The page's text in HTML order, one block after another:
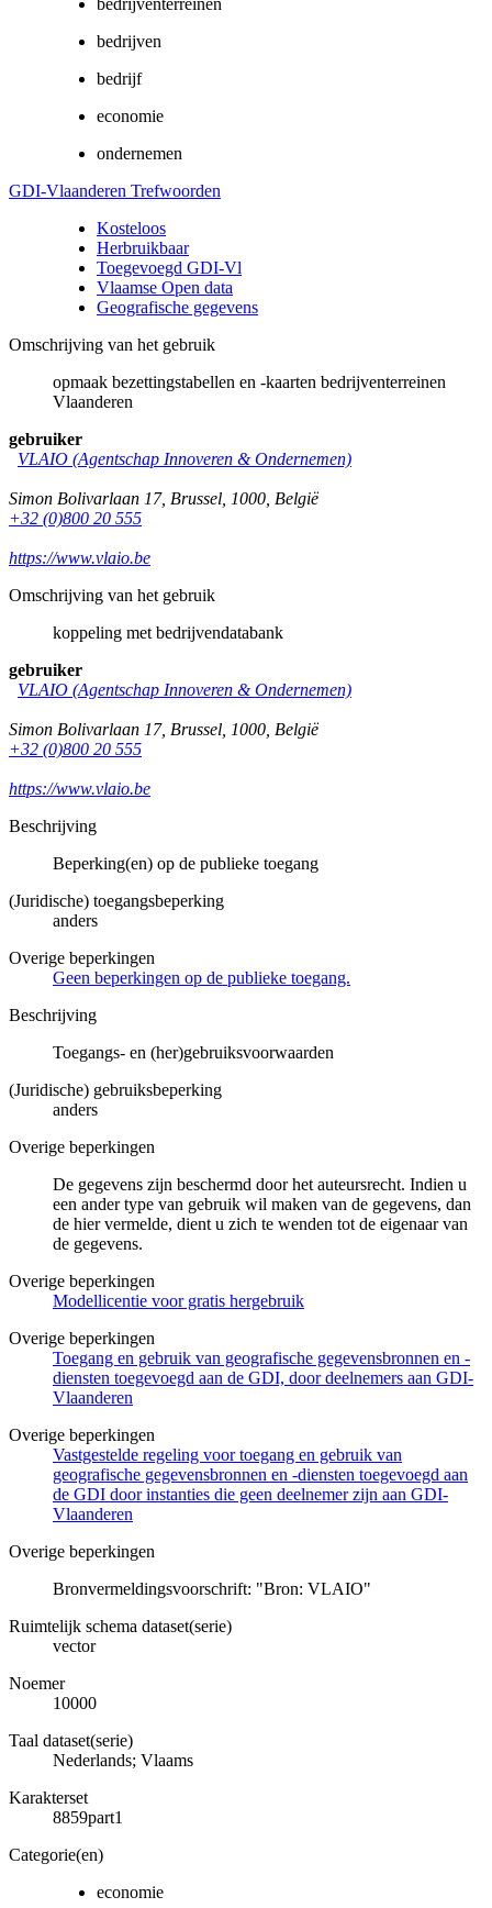
bedrijven
bedrijf
economie
ondernemen
GDI-Vlaanderen Trefwoorden
Kosteloos
Herbruikbaar
Toegevoegd GDI-Vl
Vlaamse Open data
Geografische gegevens
Omschrijving van het gebruik
opmaak bezettingstabellen en -kaarten bedrijventerreinen
Vlaanderen
gebruiker
VLAIO (Agentschap Innoveren & Ondernemen)
Simon Bolivarlaan 17, Brussel 1000 België
+32 (0)800 20 555
https://www.vlaio.be
Omschrijving van het gebruik
koppeling met bedrijvendatabank
gebruiker
VLAIO (Agentschap Innoveren & Ondernemen)
Simon Bolivarlaan 17, Brussel 1000 België
+32 (0)800 20 555
https://www.vlaio.be
Beschrijving
Beperking(en) op de publieke toegang
(Juridische) toegangsbeperking
anders
Overige beperkingen
Geen beperkingen op de publieke toegang.
Beschrijving
Toegangs- en (her)gebruiksvoorwaarden
(Juridische) gebruiksbeperking
anders
Overige beperkingen
De gegevens zijn beschermd door het auteursrecht. Indien u
een ander type van gebruik wil maken van de gegevens, dan
de hier vermelde, dient u zich te wenden tot de eigenaar van
de gegevens.
Overige beperkingen
Modellicentie voor gratis hergebruik
Overige beperkingen
Toegang en gebruik van geografische gegevensbronnen en -
diensten toegevoegd aan de GDI, door deelnemers aan GDI-
Vlaanderen
Overige beperkingen
Vastgestelde regeling voor toegang en gebruik van
geografische gegevensbronnen en -diensten toegevoegd aan
de GDI door instanties die geen deelnemer zijn aan GDI-
Vlaanderen
Overige beperkingen
Bronvermeldingsvoorschrift: "Bron: VLAIO"
Ruimtelijk schema dataset(serie)
vector
Noemer
10000
Taal dataset(serie)
Nederlands; Vlaams
Karakterset
8859part1
Categorie(en)
economie